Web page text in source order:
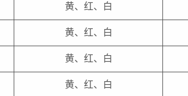
黄、红、白
黄、红、白
黄、红、白
黄、红、白